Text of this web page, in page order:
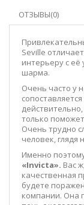
ОТЗЫВЫ(0)
Seville
интерьеру с её
шарма.
Очень часто у
только
Очень трудно
человек, глядя
Именно
«Invicta». Вас
качественная
будете
компании. Она